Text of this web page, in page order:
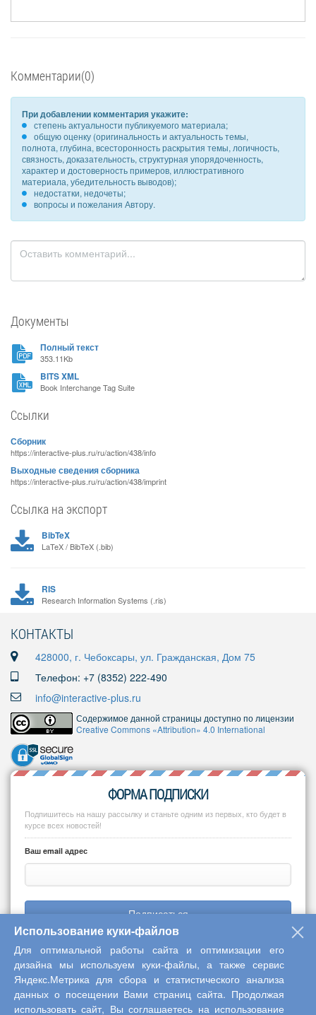
Комментарии(0)
При добавлении комментария укажите:
степень актуальности публикуемого материала;
общую оценку (оригинальность и актуальность темы,
полнота, глубина, всесторонность раскрытия темы, логичность,
связность, доказательность, структурная упорядоченность,
характер и достоверность примеров, иллюстративного
материала, убедительность выводов);
недостатки, недочеты;
вопросы и пожелания Автору.
Документы
Полный текст
353.11Kb
BITS XML
Book Interchange Tag Suite
Ссылки
Сборник
https://interactive-plus.ru/ru/action/438/info
Выходные сведения сборника
https://interactive-plus.ru/ru/action/438/imprint
Ссылка на экспорт
BibTeX
LaTeX / BibTeX (.bib)
RIS
Research Information Systems (.ris)
КОНТАКТЫ
428000, г. Чебоксары, ул. Гражданская, Дом 75
Телефон: +7 (8352) 222-490
info@interactive-plus.ru
Содержимое данной страницы доступно по лицензии
Creative Commons «Attribution» 4.0 International
ФОРМА ПОДПИСКИ
Подпишитесь на нашу рассылку и станьте одним из первых, кто будет в
курсе всех новостей!
Ваш email адрес
Подписаться
Copyright © 2013-2026 Центр научного сотрудничества «Интерактив
плюс»
Использование куки-файлов
Для оптимальной работы сайта и оптимизации его
дизайна мы используем куки-файлы, а также сервис
Яндекс.Метрика для сбора и статистического анализа
данных о посещении Вами страниц сайта. Продолжая
использовать сайт, Вы соглашаетесь на использование